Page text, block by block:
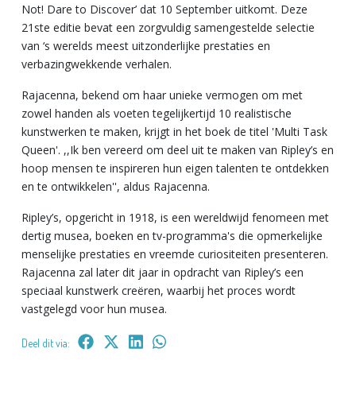
Not! Dare to Discover’ dat 10 September uitkomt. Deze
21ste editie bevat een zorgvuldig samengestelde selectie
van ‘s werelds meest uitzonderlijke prestaties en
verbazingwekkende verhalen.
Rajacenna, bekend om haar unieke vermogen om met
zowel handen als voeten tegelijkertijd 10 realistische
kunstwerken te maken, krijgt in het boek de titel 'Multi Task
Queen'. ,,Ik ben vereerd om deel uit te maken van Ripley’s en
hoop mensen te inspireren hun eigen talenten te ontdekken
en te ontwikkelen'', aldus Rajacenna.
Ripley’s, opgericht in 1918, is een wereldwijd fenomeen met
dertig musea, boeken en tv-programma's die opmerkelijke
menselijke prestaties en vreemde curiositeiten presenteren.
Rajacenna zal later dit jaar in opdracht van Ripley’s een
speciaal kunstwerk creëren, waarbij het proces wordt
vastgelegd voor hun musea.
Deel dit via: